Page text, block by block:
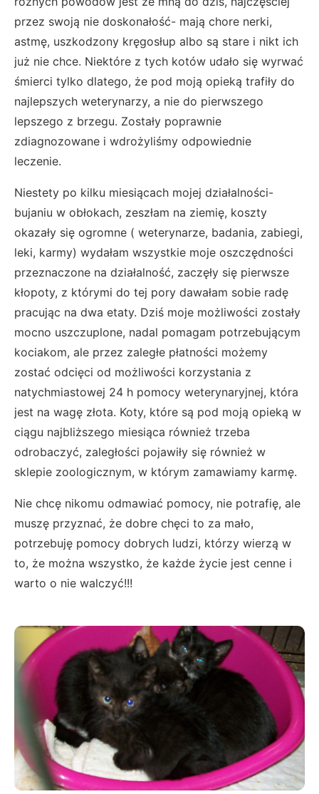
przez swoją nie doskonałość- mają chore nerki,
astmę, uszkodzony kręgosłup albo są stare i nikt ich
już nie chce. Niektóre z tych kotów udało się wyrwać
śmierci tylko dlatego, że pod moją opieką trafiły do
najlepszych weterynarzy, a nie do pierwszego
lepszego z brzegu. Zostały poprawnie
zdiagnozowane i wdrożyliśmy odpowiednie
leczenie.
Niestety po kilku miesiącach mojej działalności-
bujaniu w obłokach, zeszłam na ziemię, koszty
okazały się ogromne ( weterynarze, badania, zabiegi,
leki, karmy) wydałam wszystkie moje oszczędności
przeznaczone na działalność, zaczęły się pierwsze
kłopoty, z którymi do tej pory dawałam sobie radę
pracując na dwa etaty. Dziś moje możliwości zostały
mocno uszczuplone, nadal pomagam potrzebującym
kociakom, ale przez zaległe płatności możemy
zostać odcięci od możliwości korzystania z
natychmiastowej 24 h pomocy weterynaryjnej, która
jest na wagę złota. Koty, które są pod moją opieką w
ciągu najbliższego miesiąca również trzeba
odrobaczyć, zaległości pojawiły się również w
sklepie zoologicznym, w którym zamawiamy karmę.
Nie chcę nikomu odmawiać pomocy, nie potrafię, ale
muszę przyznać, że dobre chęci to za mało,
potrzebuję pomocy dobrych ludzi, którzy wierzą w
to, że można wszystko, że każde życie jest cenne i
warto o nie walczyć!!!